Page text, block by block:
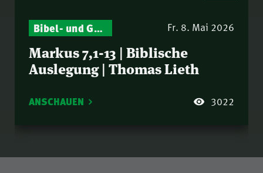
Bibel- und Gebetsstunde – Jeden Donnerstag neu: Vers-für-Vers-Auslegungen Fr. 8. Mai 2026
Markus 7,1-13 | Biblische
Auslegung | Thomas Lieth
ANSCHAUEN 3022